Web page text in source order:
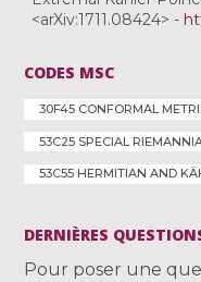
<arXiv:1711.08424> -
CODES MSC
30F45 CONFORMAL
53C25 SPECIAL
53C55 HERMITIAN AND
DERNIÈRES
Pour poser une